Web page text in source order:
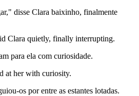
disse Clara baixinho, finalmente
Clara quietly, finally interrupting.
para ela com curiosidade.
at her with curiosity.
os por entre as estantes lotadas.